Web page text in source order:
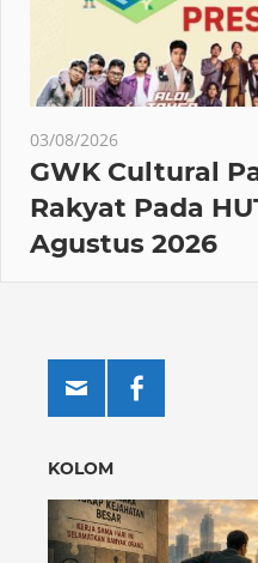
03/08/2026
GWK Cultural
Rakyat Pada
Agustus 2026
KOLOM